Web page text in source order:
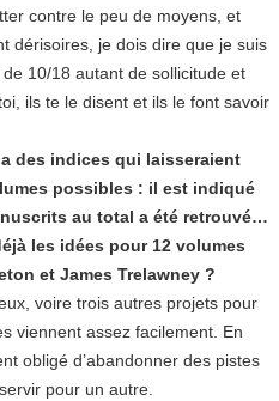
contre le peu de moyens, et
dérisoires, je dois dire que je suis
10/18 autant de sollicitude et
ils te le disent et ils le font savoir
des indices qui laisseraient
possibles : il est indiqué
au total a été retrouvé…
les idées pour 12 volumes
et James Trelawney ?
voire trois autres projets pour
viennent assez facilement. En
obligé d’abandonner des pistes
pour un autre.